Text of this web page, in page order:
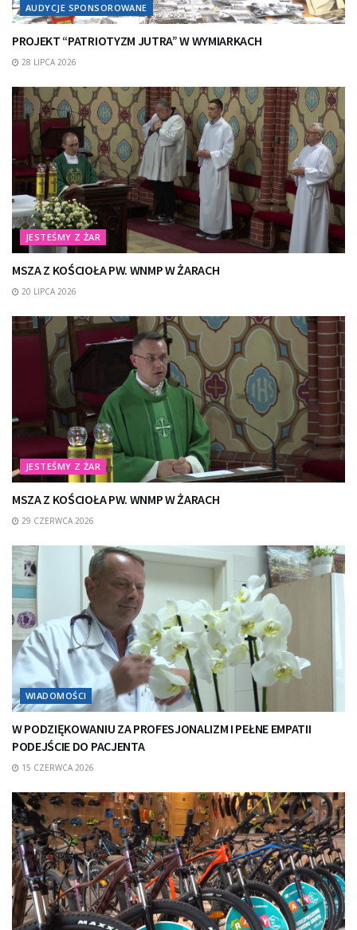
AUDYCJE SPONSOROWANE
PROJEKT “PATRIOTYZM JUTRA” W WYMIARKACH
28 LIPCA 2026
JESTEŚMY Z ŻAR
MSZA Z KOŚCIOŁA PW. WNMP W ŻARACH
20 LIPCA 2026
JESTEŚMY Z ŻAR
MSZA Z KOŚCIOŁA PW. WNMP W ŻARACH
29 CZERWCA 2026
WIADOMOŚCI
W PODZIĘKOWANIU ZA PROFESJONALIZM I PEŁNE EMPATII
PODEJŚCIE DO PACJENTA
15 CZERWCA 2026